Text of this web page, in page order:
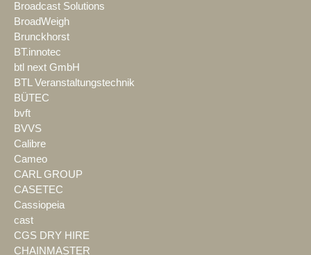
Broadcast Solutions
BroadWeigh
Brunckhorst
BT.innotec
btl next GmbH
BTL Veranstaltungstechnik
BÜTEC
bvft
BVVS
Calibre
Cameo
CARL GROUP
CASETEC
Cassiopeia
cast
CGS DRY HIRE
CHAINMASTER